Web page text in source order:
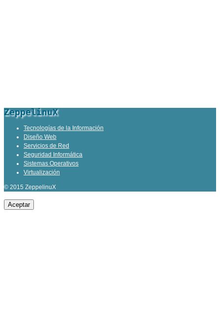
ZeppelinuX
Tecnologías de la Información
Diseño Web
Servicios de Red
Seguridad Informática
Sistemas Operativos
Virtualización
© 2015 ZeppelinuX
Aceptar